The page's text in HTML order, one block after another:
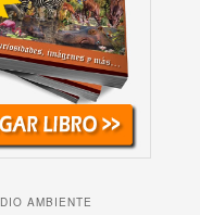
AMBIENTE